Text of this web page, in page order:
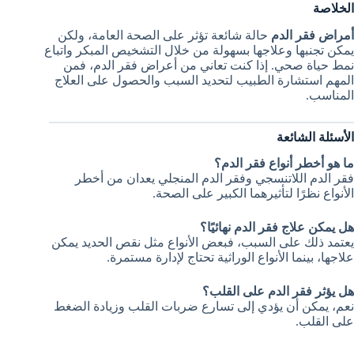
الخلاصة
أمراض فقر الدم حالة شائعة تؤثر على الصحة العامة، ولكن
يمكن تجنبها وعلاجها بسهولة من خلال التشخيص المبكر واتباع
نمط حياة صحي. إذا كنت تعاني من أعراض فقر الدم، فمن
المهم استشارة الطبيب لتحديد السبب والحصول على العلاج
المناسب.
الأسئلة الشائعة
ما هو أخطر أنواع فقر الدم؟
فقر الدم اللاتنسجي وفقر الدم المنجلي يعدان من أخطر
الأنواع نظرًا لتأثيرهما الكبير على الصحة.
هل يمكن علاج فقر الدم نهائيًا؟
يعتمد ذلك على السبب، فبعض الأنواع مثل نقص الحديد يمكن
علاجها، بينما الأنواع الوراثية تحتاج لإدارة مستمرة.
هل يؤثر فقر الدم على القلب؟
نعم، يمكن أن يؤدي إلى تسارع ضربات القلب وزيادة الضغط
على القلب.